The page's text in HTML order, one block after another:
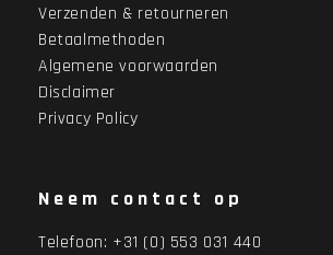
Verzenden & retourneren
Betaalmethoden
Algemene voorwaarden
Disclaimer
Privacy Policy
Neem contact op
Telefoon: +31 (0) 553 031 440